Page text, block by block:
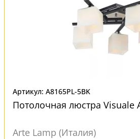
Артикул: A8165PL-5BK
Потолочная люстра Visuale
Arte Lamp (Италия)